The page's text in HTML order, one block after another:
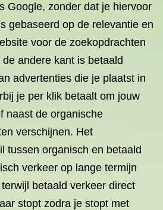
Google, zonder dat je hiervoor
gebaseerd op de relevantie en
voor de zoekopdrachten
andere kant is betaald
advertenties die je plaatst in
je per klik betaalt om jouw
naast de organische
verschijnen. Het
tussen organisch en betaald
verkeer op lange termijn
betaald verkeer direct
stopt zodra je stopt met